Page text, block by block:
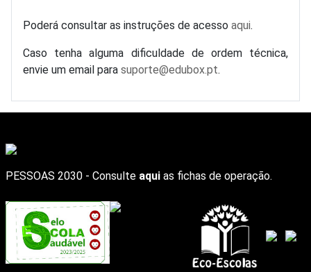
Poderá consultar as instruções de acesso aqui.
Caso tenha alguma dificuldade de ordem técnica,
envie um email para suporte@edubox.pt.
PESSOAS 2030 - Consulte aqui as fichas de operação.